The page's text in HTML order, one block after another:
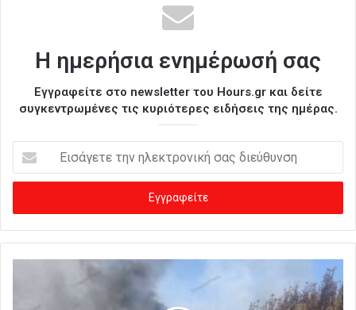
Η ημερήσια ενημέρωσή σας
Εγγραφείτε στο newsletter του Hours.gr και δείτε
συγκεντρωμένες τις κυριότερες ειδήσεις της ημέρας.
σ
γ
ε